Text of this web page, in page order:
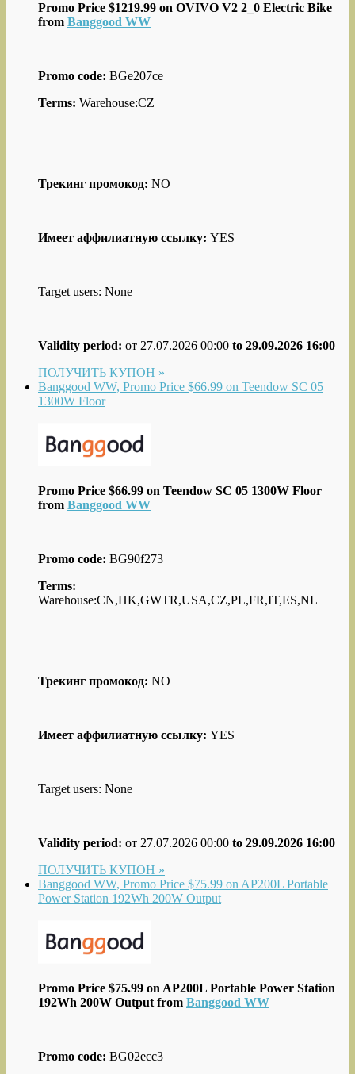
Promo Price $1219.99 on OVIVO V2 2_0 Electric Bike
from Banggood WW
Promo code: BGe207ce
Terms: Warehouse:CZ
Трекинг промокод: NO
Имеет аффилиатную ссылку: YES
Target users: None
Validity period: от 27.07.2026 00:00 to 29.09.2026 16:00
ПОЛУЧИТЬ КУПОН »
Banggood WW, Promo Price $66.99 on Teendow SC 05
1300W Floor
Promo Price $66.99 on Teendow SC 05 1300W Floor
from Banggood WW
Promo code: BG90f273
Terms:
Warehouse:CN,HK,GWTR,USA,CZ,PL,FR,IT,ES,NL
Трекинг промокод: NO
Имеет аффилиатную ссылку: YES
Target users: None
Validity period: от 27.07.2026 00:00 to 29.09.2026 16:00
ПОЛУЧИТЬ КУПОН »
Banggood WW, Promo Price $75.99 on AP200L Portable
Power Station 192Wh 200W Output
Promo Price $75.99 on AP200L Portable Power Station
192Wh 200W Output from Banggood WW
Promo code: BG02ecc3